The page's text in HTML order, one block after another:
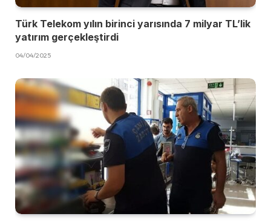
Türk Telekom yılın birinci yarısında 7 milyar TL’lik
yatırım gerçekleştirdi
04/04/2025